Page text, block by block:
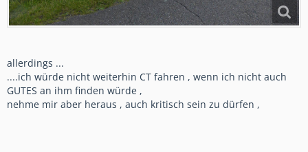
allerdings ...
....ich würde nicht weiterhin CT fahren , wenn ich nicht auch
GUTES an ihm finden würde ,
nehme mir aber heraus , auch kritisch sein zu dürfen ,